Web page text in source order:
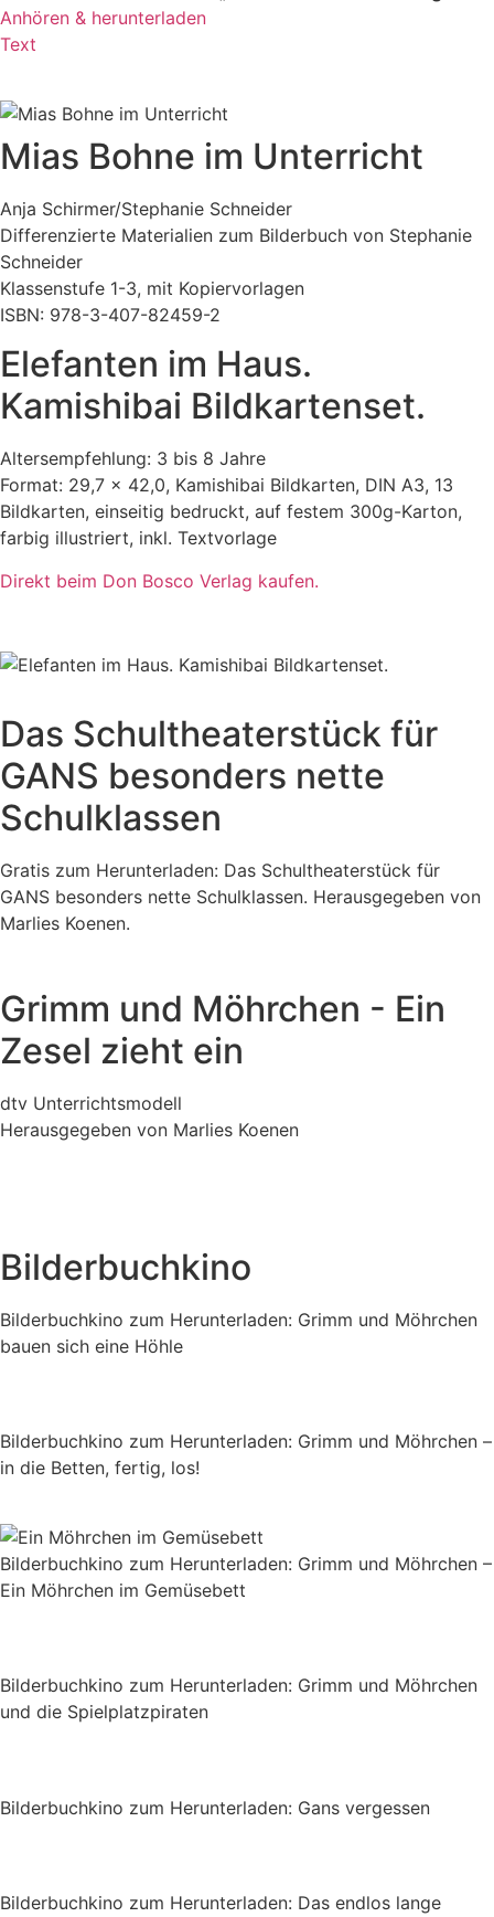
Anhören & herunterladen
Text
Mias Bohne im Unterricht
Anja Schirmer/Stephanie Schneider
Differenzierte Materialien zum Bilderbuch von Stephanie
Schneider
Klassenstufe 1-3, mit Kopiervorlagen
ISBN: 978-3-407-82459-2
Elefanten im Haus.
Kamishibai Bildkartenset.
Altersempfehlung: 3 bis 8 Jahre
Format: 29,7 x 42,0, Kamishibai Bildkarten, DIN A3, 13
Bildkarten, einseitig bedruckt, auf festem 300g-Karton,
farbig illustriert, inkl. Textvorlage
Direkt beim Don Bosco Verlag kaufen.
Das Schultheaterstück für
GANS besonders nette
Schulklassen
Gratis zum Herunterladen: Das Schultheaterstück für
GANS besonders nette Schulklassen. Herausgegeben von
Marlies Koenen.
Grimm und Möhrchen - Ein
Zesel zieht ein
dtv Unterrichtsmodell
Herausgegeben von Marlies Koenen
Bilderbuchkino
Bilderbuchkino zum Herunterladen: Grimm und Möhrchen
bauen sich eine Höhle
Bilderbuchkino zum Herunterladen: Grimm und Möhrchen –
in die Betten, fertig, los!
Bilderbuchkino zum Herunterladen: Grimm und Möhrchen –
Ein Möhrchen im Gemüsebett
Bilderbuchkino zum Herunterladen: Grimm und Möhrchen
und die Spielplatzpiraten
Bilderbuchkino zum Herunterladen: Gans vergessen
Bilderbuchkino zum Herunterladen: Das endlos lange